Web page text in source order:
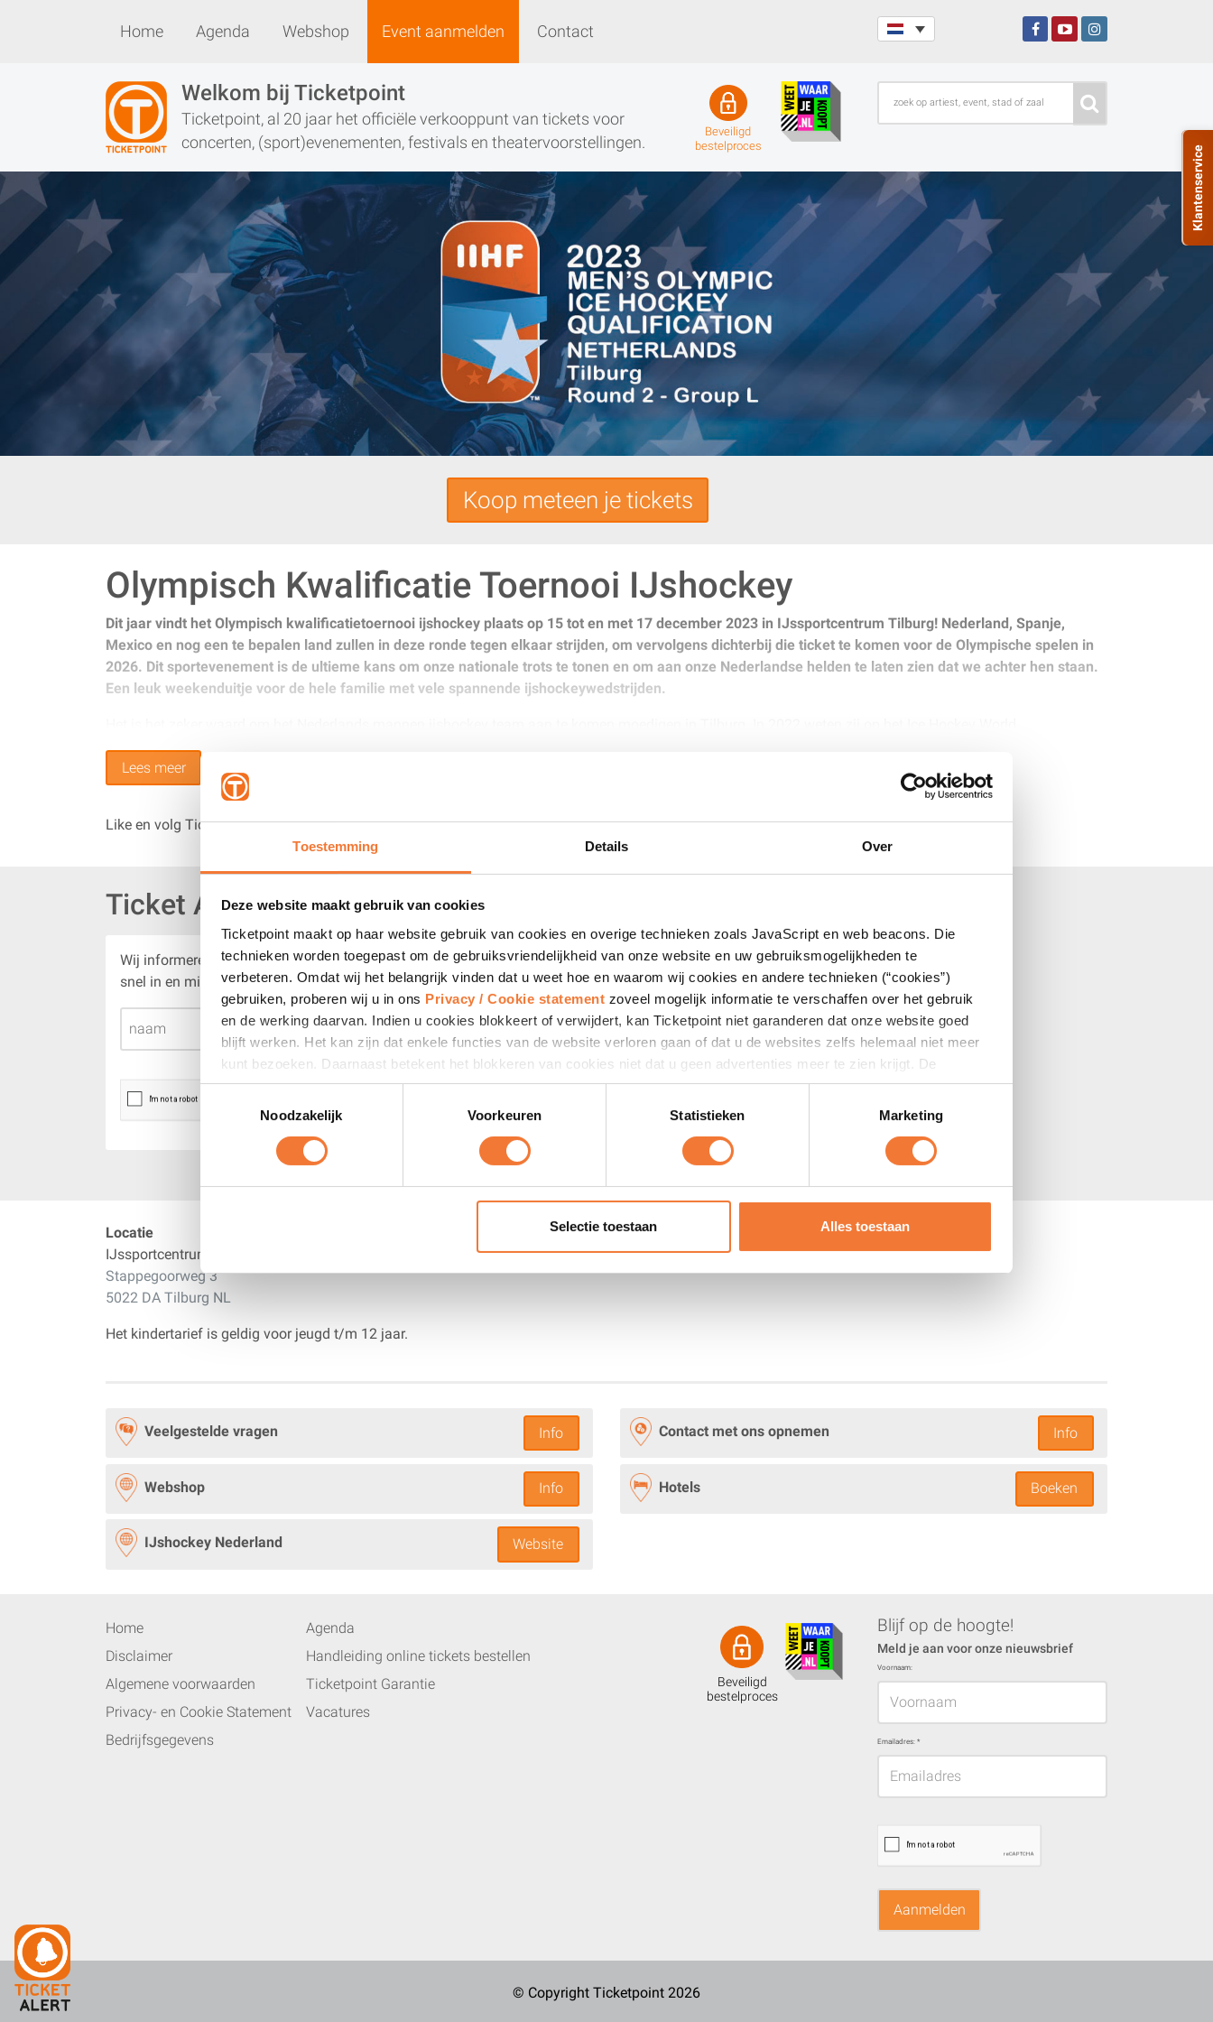
Toestemming Details Over
Deze website maakt gebruik van cookies
Ticketpoint maakt op haar website gebruik van cookies en overige technieken zoals JavaScript en web beacons. Die
technieken worden toegepast om de gebruiksvriendelijkheid van onze website en uw gebruiksmogelijkheden te
verbeteren. Omdat wij het belangrijk vinden dat u weet hoe en waarom wij cookies en andere technieken (“cookies”)
gebruiken, proberen wij u in ons Privacy / Cookie statement zoveel mogelijk informatie te verschaffen over het gebruik
en de werking daarvan. Indien u cookies blokkeert of verwijdert, kan Ticketpoint niet garanderen dat onze website goed
blijft werken. Het kan zijn dat enkele functies van de website verloren gaan of dat u de websites zelfs helemaal niet meer
kunt bezoeken. Daarnaast betekent het blokkeren van cookies niet dat u geen advertenties meer te zien krijgt. De
advertenties zijn dan alleen niet meer toegesneden op uw interesses.
Noodzakelijk
Voorkeuren Statistieken Marketing
Selectie toestaan Alles toestaan
Home Agenda Webshop Event aanmelden Contact
Home Agenda Webshop Event aanmelden Contact
Welkom bij Ticketpoint
Ticketpoint, al 20 jaar het officiële verkooppunt van tickets voor
concerten, (sport)evenementen, festivals en theatervoorstellingen.
Beveiligd
bestelproces
Koop meteen je tickets
Olympisch Kwalificatie Toernooi IJshockey
Dit jaar vindt het Olympisch kwalificatietoernooi ijshockey plaats op 15 tot en met 17 december 2023 in IJssportcentrum Tilburg! Nederland, Spanje,
Mexico en nog een te bepalen land zullen in deze ronde tegen elkaar strijden, om vervolgens dichterbij die ticket te komen voor de Olympische spelen in
2026. Dit sportevenement is de ultieme kans om onze nationale trots te tonen en om aan onze Nederlandse helden te laten zien dat we achter hen staan.
Een leuk weekenduitje voor de hele familie met vele spannende ijshockeywedstrijden.
Championship Division IIA in Kroatië de tweede plek te bemachtigen. Afgelopen jaar speelden zij sinds 2019 weer in Divisie IB en hebben zij op het WK in
Estland prima gepresteerd. Ze eindigde op de 5e plaats en behouden daardoor hun plekje in Division IB. Het Nederlands ijshockey team beschikt over de beste
getalenteerde spelers van Nederland en samen met coach Doug Mason gaan ze strijden om de volgende 2 voorrondes door te komen. Met als doel het
Als je je eenmaal in het stadion bevindt zal de sfeer, de fanatieke spelers en het snelle spel ervoor zorgen dat je op het puntje van je stoel zit. Niets motiveert
spelers meer dan juichende supporters op de tribune. Kom oranje op
Koop nu een dagkaart waarmee je beide wedstrijden op die dag kunt bezoeken, of een passe-partout waarbij je alle 3 de dagen toegang krijgt tot alle
Wedstrijdprogramma
Vrijdag 15 december 2023
16:30 Spanje – Thailand
20:00 Nederland – Georgië
Zaterdag 16 december 2023
16:30 Thailand – Nederland
20:00 Spanje – Georgië
Zondag 17 december 2023
Ticketpoint is het officiële verkooppunt voor tickets van het OKT georganiseerd door
Lees meer
Like en volg Ticketpoint Deel deze pagina
Ticket Alert
Wij informeren je via e-mail zodra er nieuwe info bekend is. Schrijf je nu
snel in en mis nooit meer een evenement!
Locatie
IJssportcentrum Tilburg
Stappegoorweg 3
5022 DA Tilburg NL
Het kindertarief is geldig voor jeugd t/m 12 jaar.
Veelgestelde vragen Info Contact met ons opnemen Info
Webshop Info Hotels Boeken
IJshockey Nederland Website
Home
Agenda
Disclaimer
Handleiding online tickets bestellen
Algemene voorwaarden
Ticketpoint Garantie
Privacy- en Cookie Statement
Vacatures
Bedrijfsgegevens
Beveiligd
bestelproces
Blijf op de hoogte!
Meld je aan voor onze nieuwsbrief
Voornaam:
Emailadres: *
Aanmelden
© Copyright Ticketpoint 2026
Klantenservice